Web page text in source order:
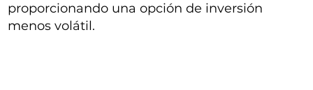
proporcionando una opción de inversión
menos volátil.